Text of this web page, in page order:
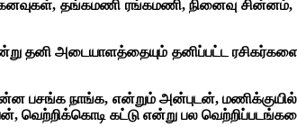
தங்கமணி ரங்கமணி, நினைவு சின்னம்,
அடையாளத்தையும் தனிப்பட்ட
சின்ன பசங்க நாங்க, என்றும் அன்புடன்,
கட்டு என்று பல